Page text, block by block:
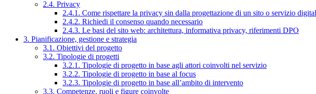
2.4. Privacy
2.4.1. Come rispettare la privacy sin dalla progettazione di un sito o servizio
2.4.2. Richiedi il consenso quando necessario
2.4.3. Le basi del sito web: architettura, informativa privacy, riferimenti DPO
3. Pianificazione, gestione e strategia
3.1. Obiettivi del progetto
3.2. Tipologie di progetti
3.2.1. Tipologie di progetto in base agli attori coinvolti nel servizio
3.2.2. Tipologie di progetto in base al focus
3.2.3. Tipologie di progetto in base all’ambito di intervento
3.3. Competenze, ruoli e figure coinvolte